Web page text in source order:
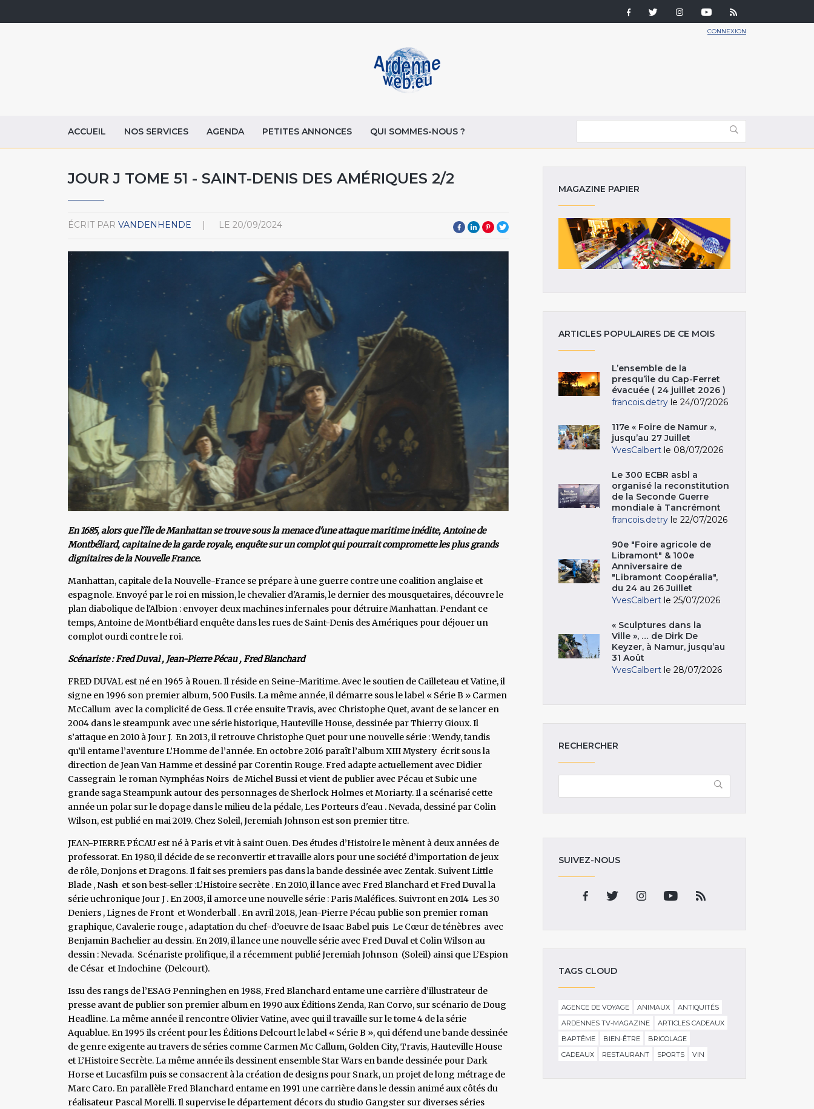
CONNEXION
ACCUEIL NOS SERVICES AGENDA PETITES ANNONCES QUI SOMMES-NOUS ?
JOUR J TOME 51 - SAINT-DENIS DES AMÉRIQUES 2/2
ÉCRIT PAR VANDENHENDE LE 20/09/2024
En 1685, alors que l'île de Manhattan se trouve sous la menace d'une attaque maritime inédite, Antoine de
Montbéliard, capitaine de la garde royale, enquête sur un complot qui pourrait compromette les plus grands
dignitaires de la Nouvelle France.
Manhattan, capitale de la Nouvelle-France se prépare à une guerre contre une coalition anglaise et
espagnole. Envoyé par le roi en mission, le chevalier d'Aramis, le dernier des mousquetaires, découvre le
plan diabolique de l'Albion : envoyer deux machines infernales pour détruire Manhattan. Pendant ce
temps, Antoine de Montbéliard enquête dans les rues de Saint-Denis des Amériques pour déjouer un
complot ourdi contre le roi.
Scénariste : Fred Duval , Jean-Pierre Pécau , Fred Blanchard
FRED DUVAL est né en 1965 à Rouen. Il réside en Seine-Maritime. Avec le soutien de Cailleteau et Vatine, il
signe en 1996 son premier album, 500 Fusils. La même année, il démarre sous le label « Série B » Carmen
McCallum avec la complicité de Gess. Il crée ensuite Travis, avec Christophe Quet, avant de se lancer en
2004 dans le steampunk avec une série historique, Hauteville House, dessinée par Thierry Gioux. Il
s’attaque en 2010 à Jour J. En 2013, il retrouve Christophe Quet pour une nouvelle série : Wendy, tandis
qu’il entame l’aventure L’Homme de l’année. En octobre 2016 paraît l’album XIII Mystery écrit sous la
direction de Jean Van Hamme et dessiné par Corentin Rouge. Fred adapte actuellement avec Didier
Cassegrain le roman Nymphéas Noirs de Michel Bussi et vient de publier avec Pécau et Subic une
grande saga Steampunk autour des personnages de Sherlock Holmes et Moriarty. Il a scénarisé cette
année un polar sur le dopage dans le milieu de la pédale, Les Porteurs d'eau . Nevada, dessiné par Colin
Wilson, est publié en mai 2019. Chez Soleil, Jeremiah Johnson est son premier titre.
JEAN-PIERRE PÉCAU est né à Paris et vit à saint Ouen. Des études d’Histoire le mènent à deux années de
professorat. En 1980, il décide de se reconvertir et travaille alors pour une société d’importation de jeux
de rôle, Donjons et Dragons. Il fait ses premiers pas dans la bande dessinée avec Zentak. Suivent Little
Blade , Nash et son best-seller :L’Histoire secrète . En 2010, il lance avec Fred Blanchard et Fred Duval la
série uchronique Jour J . En 2003, il amorce une nouvelle série : Paris Maléfices. Suivront en 2014 Les 30
Deniers , Lignes de Front et Wonderball . En avril 2018, Jean-Pierre Pécau publie son premier roman
graphique, Cavalerie rouge , adaptation du chef-d’oeuvre de Isaac Babel puis Le Cœur de ténèbres avec
Benjamin Bachelier au dessin. En 2019, il lance une nouvelle série avec Fred Duval et Colin Wilson au
dessin : Nevada. Scénariste prolifique, il a récemment publié Jeremiah Johnson (Soleil) ainsi que L’Espion
de César et Indochine (Delcourt).
Issu des rangs de l’ESAG Penninghen en 1988, Fred Blanchard entame une carrière d’illustrateur de
presse avant de publier son premier album en 1990 aux Éditions Zenda, Ran Corvo, sur scénario de Doug
Headline. La même année il rencontre Olivier Vatine, avec qui il travaille sur le tome 4 de la série
Aquablue. En 1995 ils créent pour les Éditions Delcourt le label « Série B », qui défend une bande dessinée
de genre exigente au travers de séries comme Carmen Mc Callum, Golden City, Travis, Hauteville House
et L’Histoire Secrète. La même année ils dessinent ensemble Star Wars en bande dessinée pour Dark
Horse et Lucasfilm puis se consacrent à la création de designs pour Snark, un projet de long métrage de
Marc Caro. En parallèle Fred Blanchard entame en 1991 une carrière dans le dessin animé aux côtés du
réalisateur Pascal Morelli. Il supervise le département décors du studio Gangster sur diverses séries
MAGAZINE PAPIER
ARTICLES POPULAIRES DE CE MOIS
L’ensemble de la
presqu’île du Cap-Ferret
évacuée ( 24 juillet 2026 )
francois.detry le 24/07/2026
117e « Foire de Namur »,
jusqu’au 27 Juillet
YvesCalbert le 08/07/2026
Le 300 ECBR asbl a
organisé la reconstitution
de la Seconde Guerre
mondiale à Tancrémont
francois.detry le 22/07/2026
90e "Foire agricole de
Libramont" & 100e
Anniversaire de
"Libramont Coopéralia",
du 24 au 26 Juillet
YvesCalbert le 25/07/2026
« Sculptures dans la
Ville », … de Dirk De
Keyzer, à Namur, jusqu’au
31 Août
YvesCalbert le 28/07/2026
RECHERCHER
SUIVEZ-NOUS
TAGS CLOUD
AGENCE DE VOYAGE ANIMAUX
ANTIQUITÉS
ARDENNES TV-MAGAZINE
ARTICLES CADEAUX
BAPTÊME
BIEN-ÊTRE
BRICOLAGE
CADEAUX
RESTAURANT SPORTS VIN